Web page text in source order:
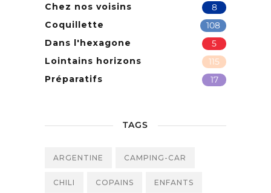
8
Chez nos voisins
108
Coquillette
5
Dans l'hexagone
115
Lointains horizons
17
Préparatifs
TAGS
ARGENTINE CAMPING-CAR
CHILI COPAINS ENFANTS